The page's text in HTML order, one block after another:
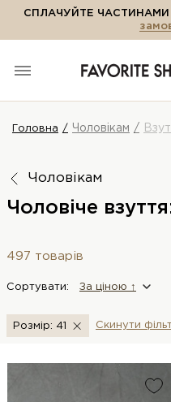
СПЛАЧУЙТЕ ЧАСТИНАМИ
Головна Чоловікам
Чоловікам
Чоловіче
497 товарів
Сортувати: За цiною ↑
Розмір: 41 Скинути